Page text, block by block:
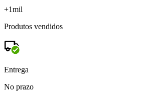
+1mil
Produtos vendidos
Entrega
No prazo